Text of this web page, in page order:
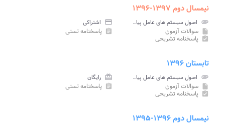
نیمسال دوم ۱۳۹۷-۱۳۹۶
attachment اصول سیستم های عامل پیام نور credit_card اشتراکی
insert_drive_file سوالات آزمون assignment پاسخنامه تستی
assignment_turned_in پاسخنامه تشریحی
تابستان ۱۳۹۶
attachment اصول سیستم های عامل پیام نور card_giftcard رایگان
insert_drive_file سوالات آزمون assignment پاسخنامه تستی
assignment_turned_in پاسخنامه تشریحی
نیمسال دوم ۱۳۹۶-۱۳۹۵